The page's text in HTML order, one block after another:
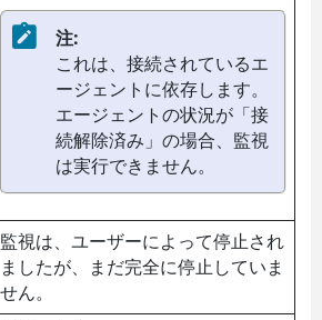
注:
これは、接続されているエ
ージェントに依存します。
エージェントの状況が「接
続解除済み」の場合、監視
は実行できません。
監視は、ユーザーによって停止され
ましたが、まだ完全に停止していま
せん。